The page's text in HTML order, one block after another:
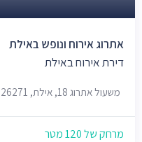
אתרוג אירוח ונופש באילת
דירת אירוח באילת
משעול אתרוג 18, אילת, 8826271
מרחק של 120 מטר